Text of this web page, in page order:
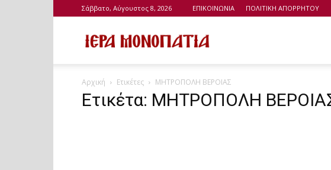
Σάββατο, Αύγουστος 8, 2026 ΕΠΙΚΟΙΝΩΝΙΑ ΠΟΛΙΤΙΚΗ ΑΠΟΡΡΗΤΟΥ
Μονοπάτια
Αρχική Ετικέτες ΜΗΤΡΟΠΟΛΗ ΒΕΡΟΙΑΣ
Ετικέτα: ΜΗΤΡΟΠΟΛΗ